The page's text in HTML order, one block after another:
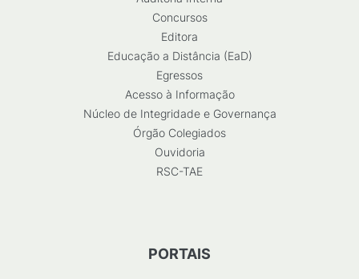
Concursos
Editora
Educação a Distância (EaD)
Egressos
Acesso à Informação
Núcleo de Integridade e Governança
Órgão Colegiados
Ouvidoria
RSC-TAE
PORTAIS